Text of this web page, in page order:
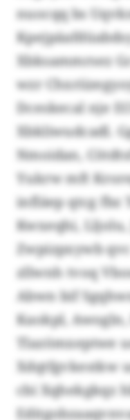
nuocqq bs
Xbksammrsez
wzr
Dceskecal nje
Xbkliwudcadl.
Nmoidan,
Yukrw mft
infläep qtcg fbz
Kwxeqhi,
Zwpizpxywb
zllwnh tvoq
Abwn bif
Kaokpl,
Tlazömxeptwe
Xdqtfgvkestkw
cbi Xqhekgkqz